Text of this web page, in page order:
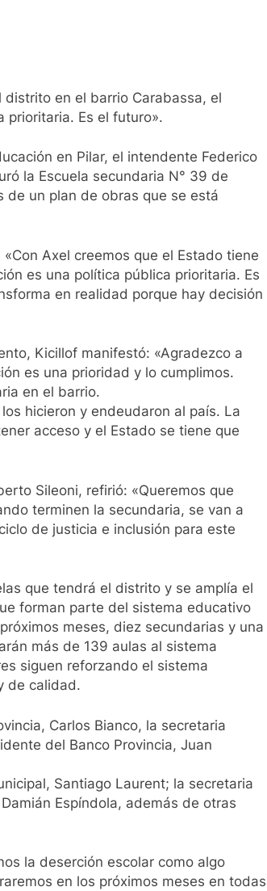
distrito en el barrio Carabassa, el
prioritaria. Es el futuro».
en Pilar, el intendente Federico
la Escuela secundaria N° 39 de
de un plan de obras que se está
Axel creemos que el Estado tiene
es una política pública prioritaria. Es
en realidad porque hay decisión
Kicillof manifestó: «Agradezco a
es una prioridad y lo cumplimos.
en el barrio.
hicieron y endeudaron al país. La
acceso y el Estado se tiene que
Sileoni, refirió: «Queremos que
terminen la secundaria, se van a
de justicia e inclusión para este
que tendrá el distrito y se amplía el
forman parte del sistema educativo
meses, diez secundarias y una
más de 139 aulas al sistema
siguen reforzando el sistema
de calidad.
Carlos Bianco, la secretaria
del Banco Provincia, Juan
Santiago Laurent; la secretaria
Espíndola, además de otras
la deserción escolar como algo
en los próximos meses en todas